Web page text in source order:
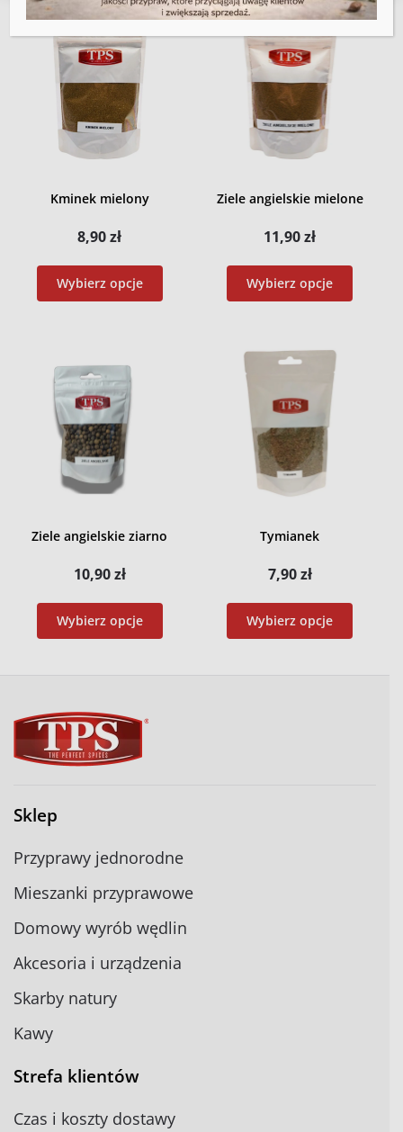
Kminek mielony
8,90zł
Wybierz opcje
Ziele angielskie mielone
11,90zł
Wybierz opcje
Ziele angielskie ziarno
10,90zł
Wybierz opcje
Tymianek
7,90zł
Wybierz opcje
Sklep
Przyprawy jednorodne
Mieszanki przyprawowe
Domowy wyrób wędlin
Akcesoria i urządzenia
Skarby natury
Kawy
Strefa klientów
Czas i koszty dostawy